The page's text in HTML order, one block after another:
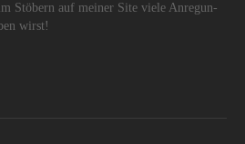
Stö­bern auf mei­ner Site viele An­re­gun­
wirst!